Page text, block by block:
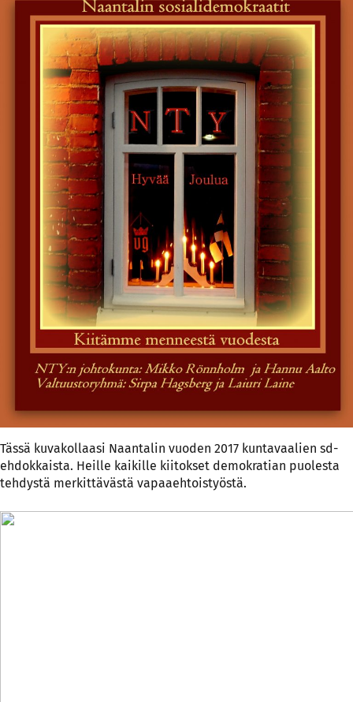
Tässä kuvakollaasi Naantalin vuoden 2017 kuntavaalien sd-
ehdokkaista. Heille kaikille kiitokset demokratian puolesta
tehdystä merkittävästä vapaaehtoistyöstä.